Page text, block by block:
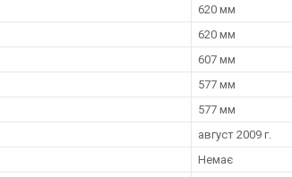
620 мм
620 мм
607 мм
577 мм
577 мм
август 2009 г.
Немає